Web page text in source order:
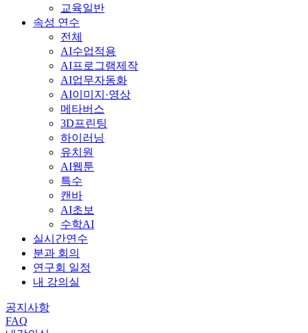
교육일반
속성 연수
전체
AI수업적용
AI프로그램제작
AI업무자동화
AI이미지·영상
메타버스
3D프린팅
하이러닝
유치원
AI웹툰
특수
캔바
AI초보
수학AI
실시간연수
분과 회의
연구회 일정
내 강의실
공지사항
FAQ